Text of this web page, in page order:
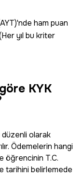
ham puan
yıl bu kriter
KYK
olarak
Ödemelerin hangi
öğrencinin T.C.
tarihini belirlemede